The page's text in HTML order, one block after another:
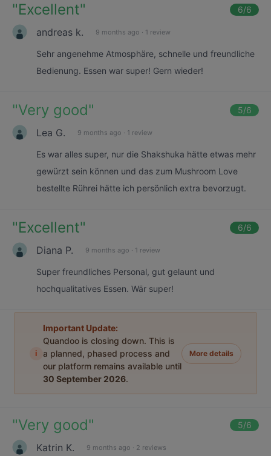
"Excellent" 6/6
andreas k. 9 months ago · 1 review
Sehr angenehme Atmosphäre, schnelle und freundliche
Bedienung. Essen war super! Gern wieder!
"Very good" 5/6
Lea G. 9 months ago · 1 review
Es war alles super, nur die Shakshuka hätte etwas mehr
gewürzt sein können und das zum Mushroom Love
bestellte Rührei hätte ich persönlich extra bevorzugt.
"Excellent" 6/6
Diana P. 9 months ago · 1 review
Super freundliches Personal, gut gelaunt und
hochqualitatives Essen. Wär super!
i
Important Update:
Quandoo is closing down. This is
a planned, phased process and
our platform remains available until
30 September 2026.
More details
"Very good" 5/6
Katrin K. 9 months ago · 2 reviews